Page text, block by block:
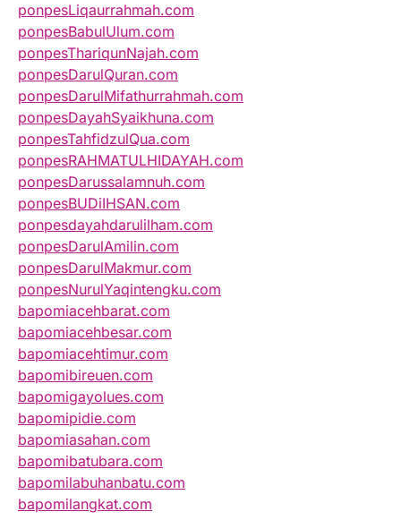
ponpesLiqaurrahmah.com
ponpesBabulUlum.com
ponpesThariqunNajah.com
ponpesDarulQuran.com
ponpesDarulMifathurrahmah.com
ponpesDayahSyaikhuna.com
ponpesTahfidzulQua.com
ponpesRAHMATULHIDAYAH.com
ponpesDarussalamnuh.com
ponpesBUDiIHSAN.com
ponpesdayahdarulilham.com
ponpesDarulAmilin.com
ponpesDarulMakmur.com
ponpesNurulYaqintengku.com
bapomiacehbarat.com
bapomiacehbesar.com
bapomiacehtimur.com
bapomibireuen.com
bapomigayolues.com
bapomipidie.com
bapomiasahan.com
bapomibatubara.com
bapomilabuhanbatu.com
bapomilangkat.com